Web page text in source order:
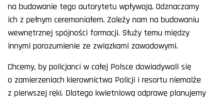
na budowanie tego autorytetu wpływają. Odznaczamy
ich z pełnym ceremoniałem. Zależy nam na budowaniu
wewnętrznej spójności formacji. Służy temu między
innymi porozumienie ze związkami zawodowymi.
Chcemy, by policjanci w całej Polsce dowiadywali się
o zamierzeniach kierownictwa Policji i resortu niemalże
z pierwszej ręki. Dlatego kwietniową odprawę planujemy